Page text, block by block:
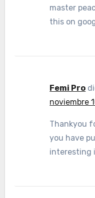
master
this on
Femi Pro
noviembre
Thankyou
you have
interesting